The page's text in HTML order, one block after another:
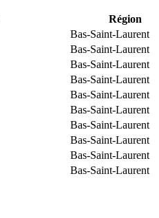
Région
Bas-Saint-Laurent
Bas-Saint-Laurent
Bas-Saint-Laurent
Bas-Saint-Laurent
Bas-Saint-Laurent
Bas-Saint-Laurent
Bas-Saint-Laurent
Bas-Saint-Laurent
Bas-Saint-Laurent
Bas-Saint-Laurent